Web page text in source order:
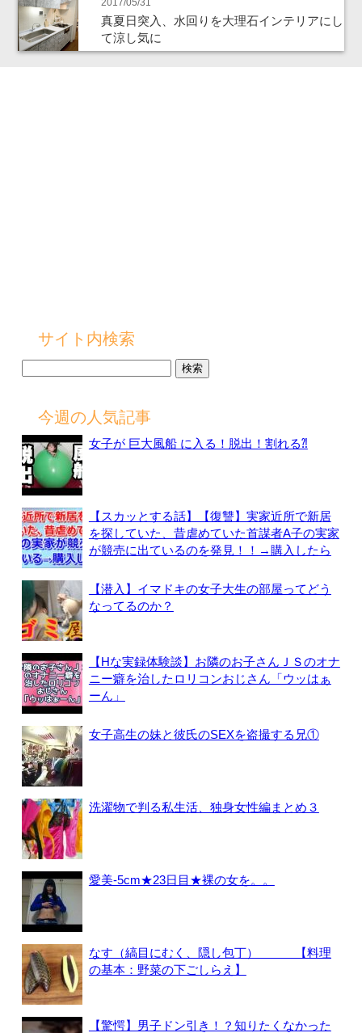
真夏日突入、水回りを大理石インテリアにし
て涼し気に
サイト内検索
今週の人気記事
女子が 巨大風船 に入る！脱出！割れる⁈
【スカッとする話】【復讐】実家近所で新居
を探していた、昔虐めていた首謀者A子の実家
が競売に出ているのを発見！！→購入したら
【潜入】イマドキの女子大生の部屋ってどう
なってるのか？
【Hな実録体験談】お隣のお子さんＪＳのオナ
ニー癖を治したロリコンおじさん「ウッはぁ
ーん」
女子高生の妹と彼氏のSEXを盗撮する兄①
洗濯物で判る私生活、独身女性編まとめ３
愛美-5cm★23日目★裸の女を。。
なす（縞目にむく、隠し包丁） 【料理
の基本：野菜の下ごしらえ】
【驚愕】男子ドン引き！？知りたくなかった